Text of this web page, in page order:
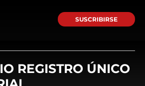
SUSCRIBIRSE
REGISTRO ÚNICO